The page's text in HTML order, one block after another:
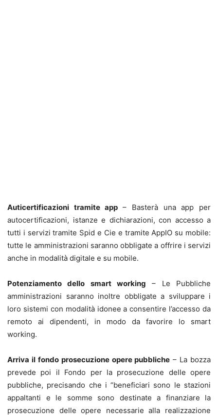
Auticertificazioni tramite app– Basterà una app per
autocertificazioni, istanze e dichiarazioni, con accesso a
tutti i servizi tramite Spid e Cie e tramite AppIO su mobile:
tutte le amministrazioni saranno obbligate a offrire i servizi
anche in modalità digitale e su mobile.
Potenziamento dello smart working – Le Pubbliche
amministrazioni saranno inoltre obbligate a sviluppare i
loro sistemi con modalità idonee a consentire l’accesso da
remoto ai dipendenti, in modo da favorire lo smart
working.
Arriva il fondo prosecuzione opere pubbliche – La bozza
prevede poi il Fondo per la prosecuzione delle opere
pubbliche, precisando che i “beneficiari sono le stazioni
appaltanti e le somme sono destinate a finanziare la
prosecuzione delle opere necessarie alla realizzazione